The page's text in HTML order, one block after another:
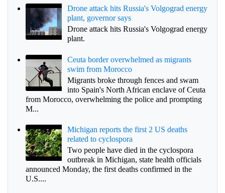
Drone attack hits Russia's Volgograd energy
plant, governor says
Drone attack hits Russia's Volgograd energy
plant.
Ceuta border overwhelmed as migrants
swim from Morocco
Migrants broke through fences and swam
into Spain's North African enclave of Ceuta
from Morocco, overwhelming the police and prompting
M...
Michigan reports the first 2 US deaths
related to cyclospora
Two people have died in the cyclospora
outbreak in Michigan, state health officials
announced Monday, the first deaths confirmed in the
U.S....